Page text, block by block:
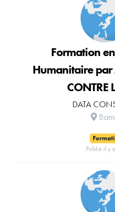
Formation
Humanitaire par
CONTRE
DATA
Publié il y